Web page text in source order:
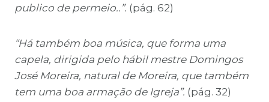
publico de permeio..”. (pág. 62)
“Há também boa música, que forma uma
capela, dirigida pelo hábil mestre Domingos
José Moreira, natural de Moreira, que também
tem uma boa armação de Igreja”. (pág. 32)